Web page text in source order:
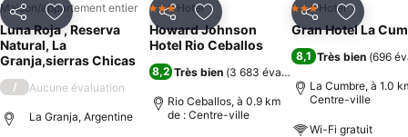
PartagerAjouter à mes favoris
Maison/appartement entier
Luna Roja , Reserva
Natural, La
Granja,sierras Chicas
/ Aucune évaluation
La Granja, Argentine
PartagerAjouter à mes favoris
3 ÉtoilesHotel
Howard Johnson
Hotel Rio Ceballos
8,2 Très bien (3 683 évaluations
Rio Ceballos, à 0.9 km
de : Centre-ville
PartagerAjouter
3 ÉtoilesHotel
Gran Hotel La
8,1 Très bien (696
La Cumbre, à 1.0
Centre-ville
Wi-Fi gratuit